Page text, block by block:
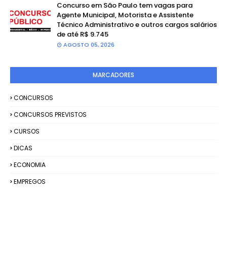
Concurso em São Paulo tem vagas para
Agente Municipal, Motorista e Assistente
Técnico Administrativo e outros cargos salários
de até R$ 9.745
AGOSTO 05, 2026
MARCADORES
CONCURSOS
CONCURSOS PREVISTOS
CURSOS
DICAS
ECONOMIA
EMPREGOS